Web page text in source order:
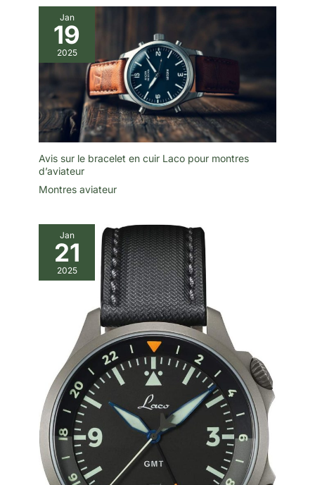
Jan
19
2025
Avis sur le bracelet en cuir Laco pour montres
d’aviateur
Montres aviateur
Jan
21
2025